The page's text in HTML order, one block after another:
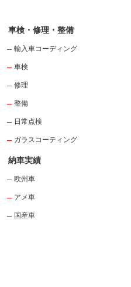
車検・修理・整備
輸入車コーディング
車検
修理
整備
日常点検
ガラスコーティング
納車実績
欧州車
アメ車
国産車